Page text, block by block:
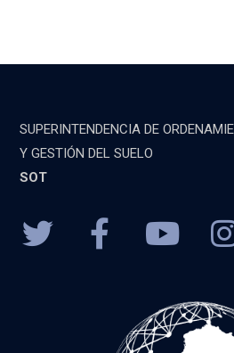
SUPERINTENDENCIA DE
Y GESTIÓN DEL SUELO
SOT